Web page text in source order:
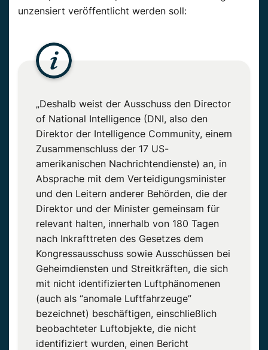
unzensiert veröffentlicht werden soll:
„Deshalb weist der Ausschuss den Director
of National Intelligence (DNI, also den
Direktor der Intelligence Community, einem
Zusammenschluss der 17 US-
amerikanischen Nachrichtendienste) an, in
Absprache mit dem Verteidigungsminister
und den Leitern anderer Behörden, die der
Direktor und der Minister gemeinsam für
relevant halten, innerhalb von 180 Tagen
nach Inkrafttreten des Gesetzes dem
Kongressausschuss sowie Ausschüssen bei
Geheimdiensten und Streitkräften, die sich
mit nicht identifizierten Luftphänomenen
(auch als “anomale Luftfahrzeuge”
bezeichnet) beschäftigen, einschließlich
beobachteter Luftobjekte, die nicht
identifiziert wurden, einen Bericht